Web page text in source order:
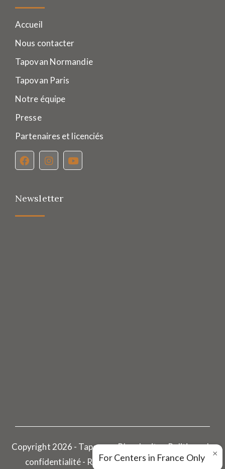
×
For Centers in France Only
Accueil
Nous contacter
Tapovan Normandie
Tapovan Paris
Notre équipe
Presse
Partenaires et licenciés
Newsletter
Copyright 2026 - Tapovan - Plan du site - Politique de
confidentialité - Réalisé par Pharoscion Global